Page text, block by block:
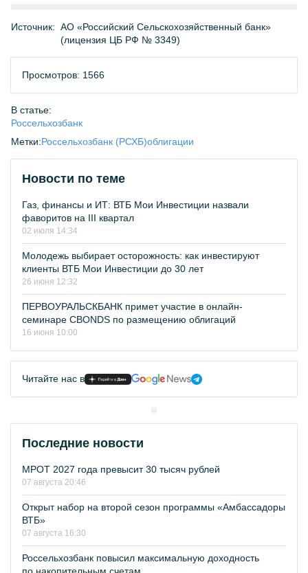
Источник: АО «Российский Сельскохозяйственный банк»
(лицензия ЦБ РФ № 3349)
Просмотров: 1566
В статье:
Россельхозбанк
Метки:Россельхозбанк (РСХБ)облигации
Новости по теме
Газ, финансы и ИТ: ВТБ Мои Инвестиции назвали
фаворитов на III квартал
02 июля 14:34
Молодежь выбирает осторожность: как инвестируют
клиенты ВТБ Мои Инвестиции до 30 лет
26 июня 12:32
ПЕРВОУРАЛЬСКБАНК примет участие в онлайн-
семинаре CBONDS по размещению облигаций
16 июня 10:00
Читайте нас в
Последние новости
МРОТ 2027 года превысит 30 тысяч рублей
07 августа 20:46
Открыт набор на второй сезон программы «Амбассадоры
ВТБ»
07 августа 16:30
Россельхозбанк повысил максимальную доходность